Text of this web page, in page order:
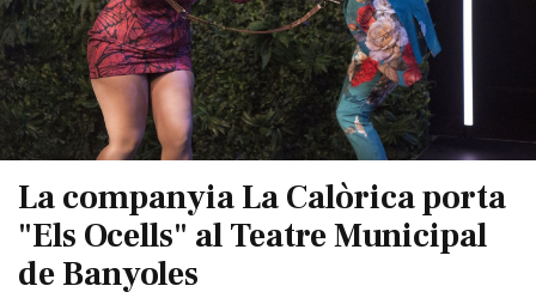
La companyia La Calòrica porta
"Els Ocells" al Teatre Municipal
de Banyoles